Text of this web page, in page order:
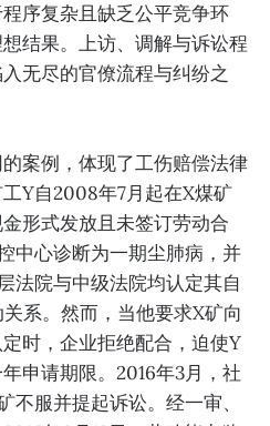
序复杂且缺乏公平竞争环
结果。上访、调解与诉讼程
无尽的官僚流程与纠纷之
案例，体现了工伤赔偿法律
Y自2008年7月起在X煤矿
形式发放且未签订劳动合
中心诊断为一期尘肺病，并
法院与中级法院均认定其自
系。然而，当他要求X矿向
时，企业拒绝配合，迫使Y
申请期限。2016年3月，社
不服并提起诉讼。经一审、